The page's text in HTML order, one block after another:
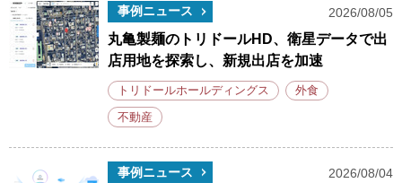
事例ニュース 2026/08/05
丸亀製麺のトリドールHD、衛星データで出
店用地を探索し、新規出店を加速
トリドールホールディングス 外食
不動産
事例ニュース 2026/08/04